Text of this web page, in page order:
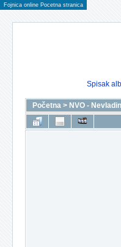
Fojnica online Pocetna stranica
Spisak
Početna > NVO -